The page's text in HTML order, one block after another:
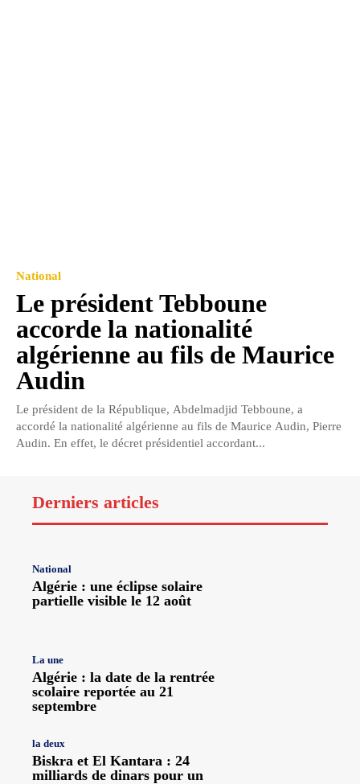
National
Le président Tebboune
accorde la nationalité
algérienne au fils de Maurice
Audin
Le président de la République, Abdelmadjid Tebboune, a
accordé la nationalité algérienne au fils de Maurice Audin, Pierre
Audin. En effet, le décret présidentiel accordant...
Derniers articles
National
Algérie : une éclipse solaire
partielle visible le 12 août
La une
Algérie : la date de la rentrée
scolaire reportée au 21
septembre
la deux
Biskra et El Kantara : 24
milliards de dinars pour un